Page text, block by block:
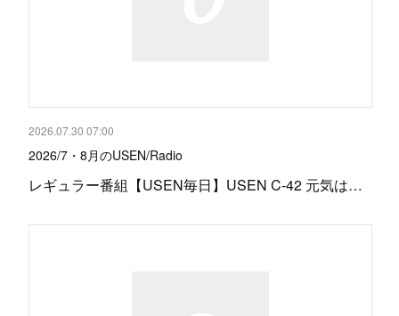
2026.07.30 07:00
2026/7・8月のUSEN/Radio
レギュラー番組【USEN毎日】USEN C-42 元気は…